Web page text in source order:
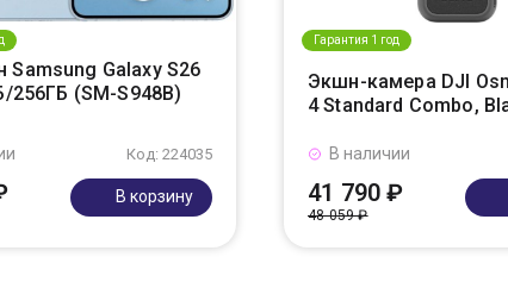
Samsung Galaxy S26
256ГБ (SM-S948B)
Код: 224035
В корзину
Гарантия 1 год
Экшн-камера DJI
4 Standard Combo,
В наличии
41 790 ₽
48 059 ₽